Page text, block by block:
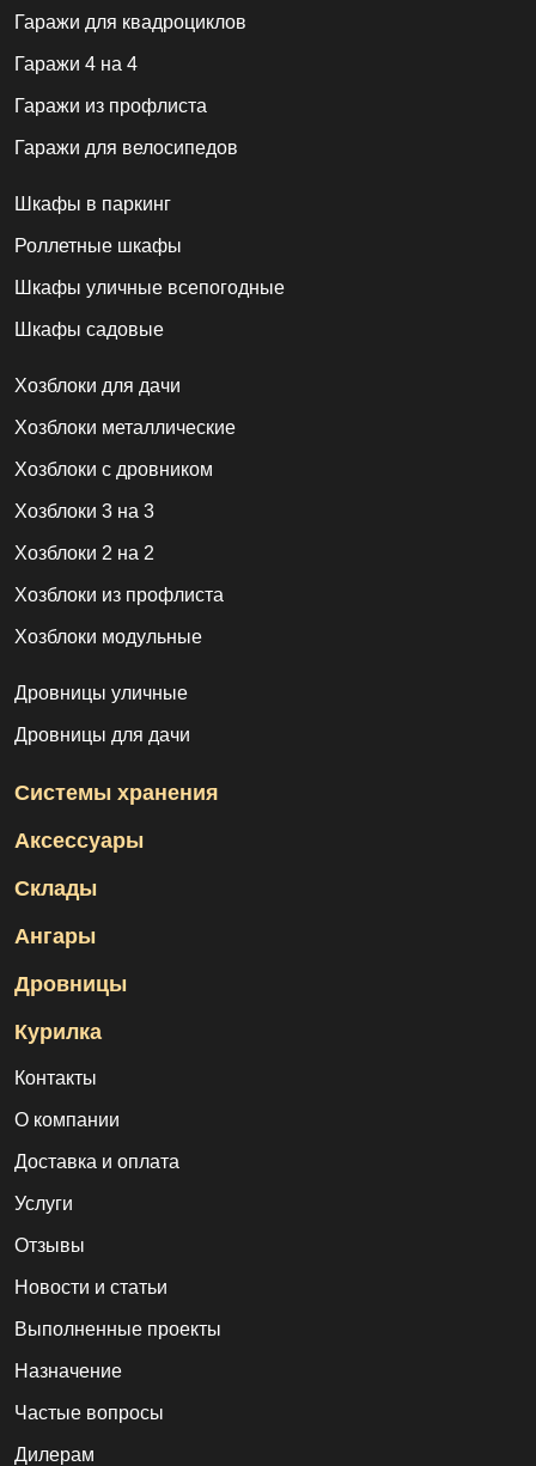
Гаражи для квадроциклов
Гаражи 4 на 4
Гаражи из профлиста
Гаражи для велосипедов
Шкафы в паркинг
Роллетные шкафы
Шкафы уличные всепогодные
Шкафы садовые
Хозблоки для дачи
Хозблоки металлические
Хозблоки с дровником
Хозблоки 3 на 3
Хозблоки 2 на 2
Хозблоки из профлиста
Хозблоки модульные
Дровницы уличные
Дровницы для дачи
Системы хранения
Аксессуары
Склады
Ангары
Дровницы
Курилка
Контакты
О компании
Доставка и оплата
Услуги
Отзывы
Новости и статьи
Выполненные проекты
Назначение
Частые вопросы
Дилерам